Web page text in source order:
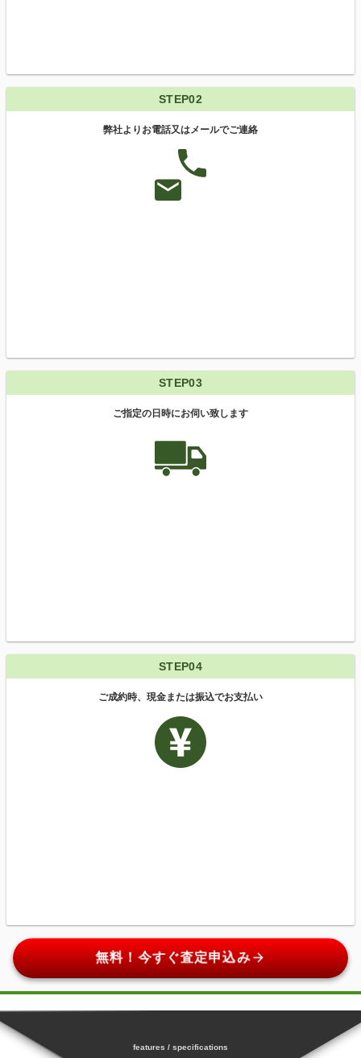
STEP02
弊社よりお電話又はメールでご連絡
STEP03
ご指定の日時にお伺い致します
STEP04
ご成約時、現金または振込でお支払い
無料！今すぐ査定申込みarrow_forward
features / specifications